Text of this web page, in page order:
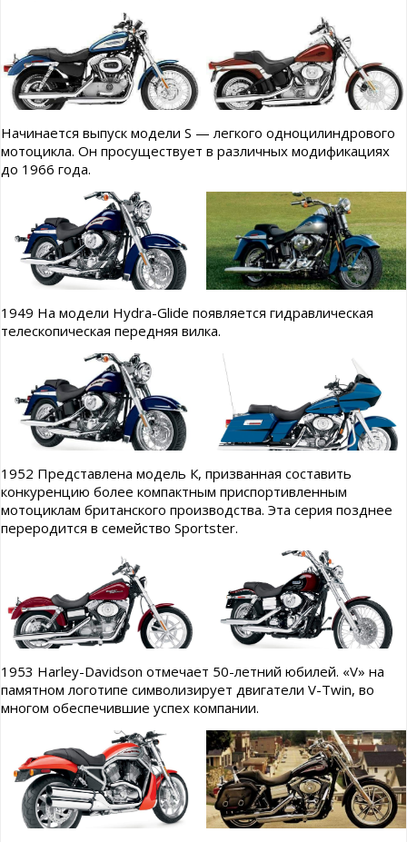
Начинается выпуск модели S — легкого одноцилиндрового
мотоцикла. Он просуществует в различных модификациях
до 1966 года.
1949 На модели Hydra-Glide появляется гидравлическая
телескопическая передняя вилка.
1952 Представлена модель К, призванная составить
конкуренцию более компактным приспортивленным
мотоциклам британского производства. Эта серия позднее
переродится в семейство Sportster.
1953 Harley-Davidson отмечает 50-летний юбилей. «V» на
памятном логотипе символизирует двигатели V-Twin, во
многом обеспечившие успех компании.